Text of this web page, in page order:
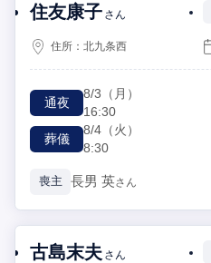
住友康子 さん
住所：北九条西
通夜
8/3 （月）
16:30
葬儀
8/4 （火）
8:30
喪主 長男 英さん
古島末夫 さん